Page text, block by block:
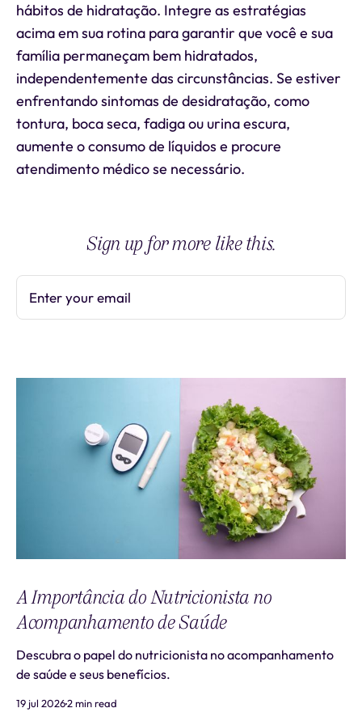
hábitos de hidratação. Integre as estratégias
acima em sua rotina para garantir que você e sua
família permaneçam bem hidratados,
independentemente das circunstâncias. Se estiver
enfrentando sintomas de desidratação, como
tontura, boca seca, fadiga ou urina escura,
aumente o consumo de líquidos e procure
atendimento médico se necessário.
Sign up for more like this.
Enter your email
A Importância do Nutricionista no
Acompanhamento de Saúde
Descubra o papel do nutricionista no acompanhamento
de saúde e seus benefícios.
19 jul 20262 min read